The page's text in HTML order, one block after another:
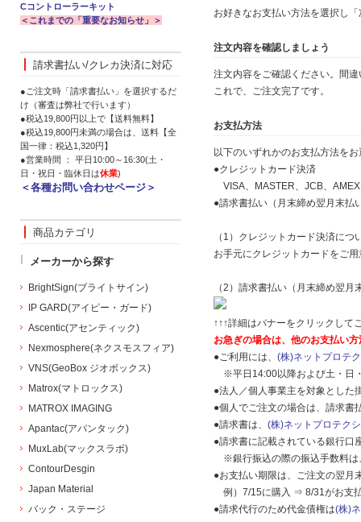
お好きなお支払い方法を選択し
注文内容を確認しましょう
注文内容をご確認ください。間
これで、ご注文完了です。
お支払方法
以下のいずれかのお支払方法を
●クレジットカード決済
VISA、MASTER、JCB、
●請求書払い（月末締め翌月末払
（1）クレジットカード決済につ
お手元にクレジットカードをご
（2）請求書払い（月末締め翌月
↑↑↑詳細はバナーをクリックして
お急ぎの場合は、他のお支払い方
●ご利用には、 (株)ネットプロテ
※平日14:00以降および土・日
●法人／個人事業主を対象とした
●個人でご注文の場合は、請求書
●請求書は、 (株)ネットプロテク
●請求書に記載されている銀行口
※銀行振込の際の振込手数料は
●お支払い期限は、ご注文の翌月
例）7/15に購入 ⇒ 8/31がお支
●請求代行のため代金債権は(株)
Cコントローラーキット
＜これまでの「重要なお知らせ」＞
請求書払い/クレカ決済に対応
●ご注文時「請求書払い」を選択するだ
け（審査は弊社で行います）
●税込19,800円以上で【送料無料】
●税込19,800円未満の場合は、送料【全
国一律：税込1,320円】
●営業時間 ： 平日10:00～16:30(土・
日・祝日・臨休日は休業)
＜各種お問い合わせページ＞
商品カテゴリ
メーカーから探す
BrightSign(ブライトサイン)
IP GARD(アイピー・ガード)
Ascentic(アセンティック)
Nexmosphere(ネクスモスフィア)
VNS(GeoBox ジオボックス)
Matrox(マトロックス)
MATROX IMAGING
Apantac(アパンタック)
MuxLab(マックスラボ)
ContourDesgin
Japan Material
バック・ステージ